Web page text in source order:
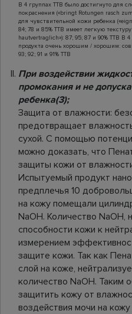
В 4 группах TTB было достигнуто для
покраснения («bringt Rotungen rasch
для чувствительной кожи ребенка
84; 78 и 85% TTB имеет легкую
hautvertraglich»): 87; 95; 87 и 90% TTB В
продукта очень хорошим / хорошим:
93; 92; 91 и 91% TTB
При воздействии
промокания и не
ребенка(3);
Защита от влажности:
предотвращает
сухой. С помощью
можно доказать, что
защиты кожи от
Испытуемый продукт
предплечья 10
на кожу помещали
NaOH. Количество
способности кожи к
измерением
защите кожи. Так как
слой на коже,
количество NaOH. Таким
защитить кожу от
воздействия мочи на